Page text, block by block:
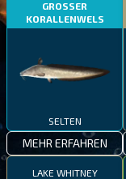
GROSSER
KORALLENWELS
SELTEN
MEHR ERFAHREN
LAKE WHITNEY